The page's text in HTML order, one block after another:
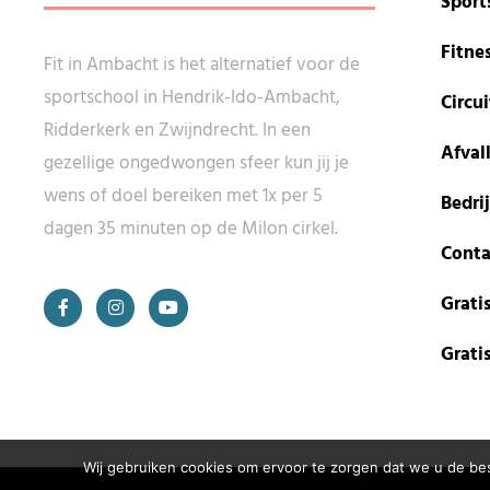
Fit in Ambacht is het alternatief voor de
sportschool in Hendrik-Ido-Ambacht,
Ridderkerk en Zwijndrecht. In een
gezellige ongedwongen sfeer kun jij je
wens of doel bereiken met 1x per 5
dagen 35 minuten op de Milon cirkel.
Wij gebruiken cookies om ervoor te zorgen dat we u de